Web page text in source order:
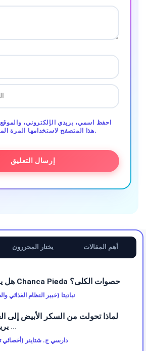
احفظ اسمي، بريدي الإلكتروني،
هذا المتصفح لاستخدامها المرة المقبلة في تعليقي.
يختار المحررون أهم المقالات
هل يمنع مكمل Chanca Pieda حصوات الكلى؟
نباديتا (خبير النظام الغذائي
لماذا تحولت من السكر الأبيض إلى
يريده الخبراء ...
دارسي ج. شتاينر (أخصائي